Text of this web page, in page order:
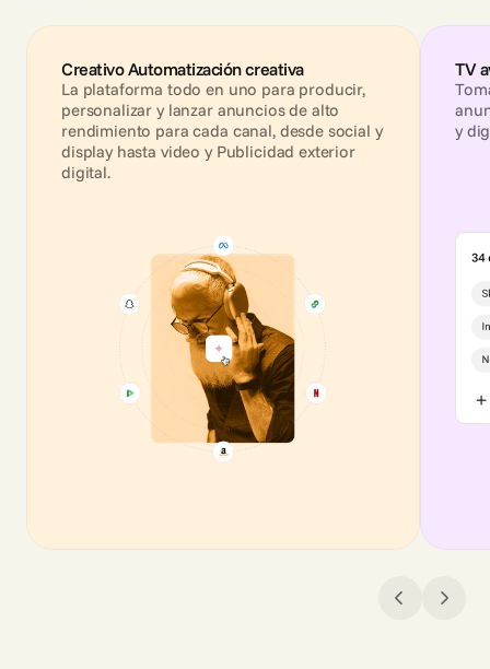
Creativo Automatización creativa
La plataforma todo en uno para producir,
personalizar y lanzar anuncios de alto
rendimiento para cada canal, desde social y
display hasta video y Publicidad exterior
digital.
TV
y